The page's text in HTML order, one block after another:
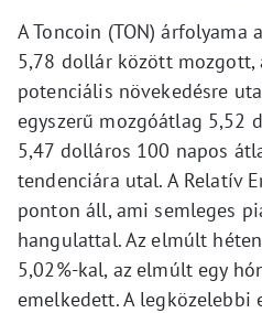
A Toncoin (TON) árfolyama
5,78 dollár között
potenciális növekedésre
egyszerű mozgóátlag 5,52
5,47 dolláros 100 napos
tendenciára utal. A Relatív
ponton áll, ami semleges
hangulattal. Az elmúlt
5,02%-kal, az elmúlt egy
emelkedett. A